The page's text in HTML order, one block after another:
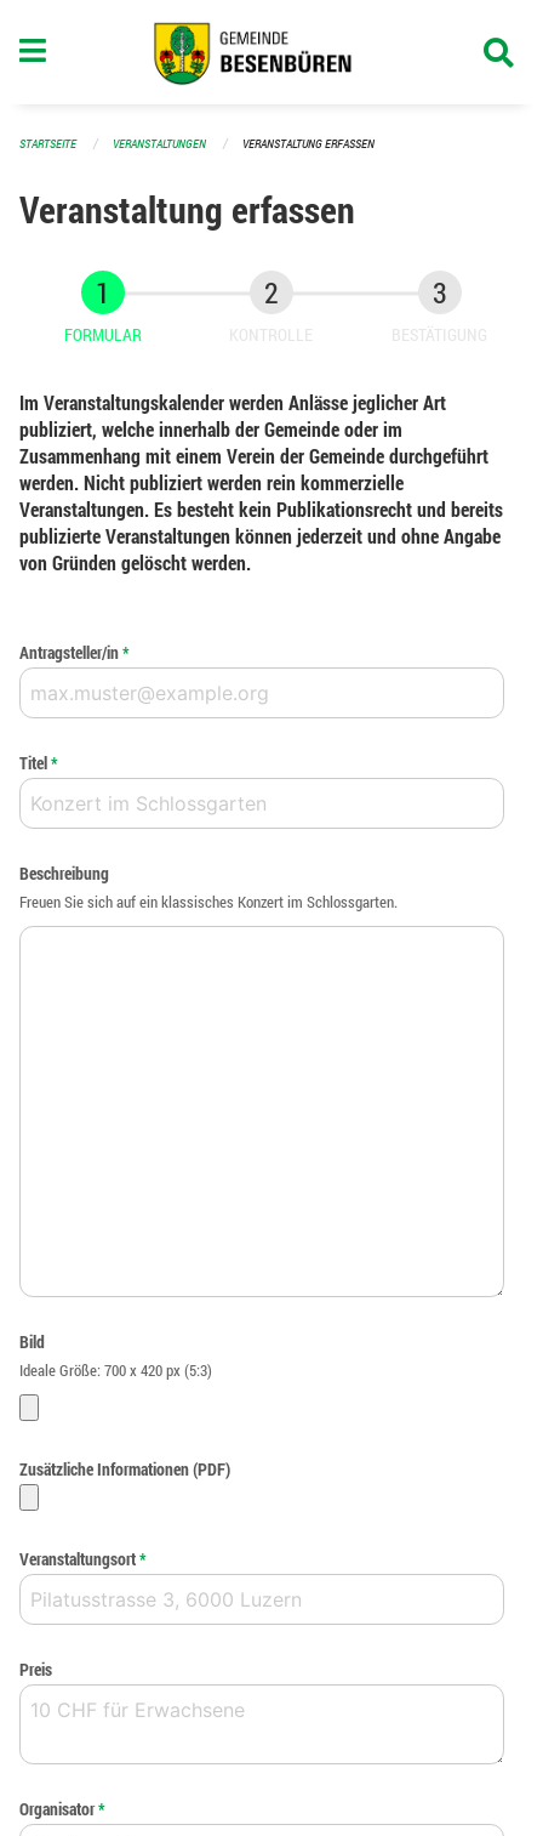
STARTSEITE VERANSTALTUNGEN VERANSTALTUNG ERFASSEN
Veranstaltung erfassen
FORMULAR KONTROLLE BESTÄTIGUNG
Im Veranstaltungskalender werden Anlässe jeglicher Art
publiziert, welche innerhalb der Gemeinde oder im
Zusammenhang mit einem Verein der Gemeinde durchgeführt
werden. Nicht publiziert werden rein kommerzielle
Veranstaltungen. Es besteht kein Publikationsrecht und bereits
publizierte Veranstaltungen können jederzeit und ohne Angabe
von Gründen gelöscht werden.
Antragsteller/in*
Titel*
Beschreibung
Freuen Sie sich auf ein klassisches Konzert im Schlossgarten.
Bild
Ideale Größe: 700 x 420 px (5:3)
Zusätzliche Informationen (PDF)
Veranstaltungsort*
Preis
Organisator*